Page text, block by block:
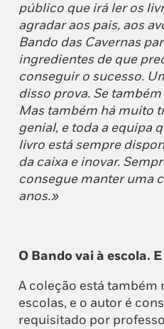
público que irá ler os
agradar aos pais, aos
Bando das Cavernas
ingredientes de que
conseguir o sucesso.
disso prova. Se
Mas também há muito
genial, e toda a equipa
livro está sempre
da caixa e inovar.
consegue manter uma
anos.»
O Bando vai à escola.
A coleção está também
escolas, e o autor é
requisitado por